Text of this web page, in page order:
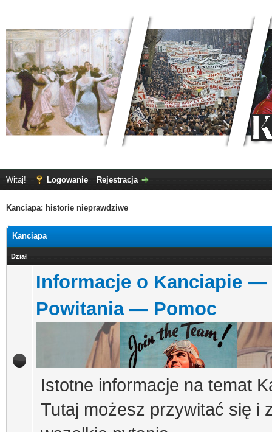
Witaj! Logowanie Rejestracja
Kanciapa: historie nieprawdziwe
Kanciapa
Dział
Informacje o Kanciapie —
Powitania — Pomoc
Istotne informacje na temat
Tutaj możesz przywitać się i